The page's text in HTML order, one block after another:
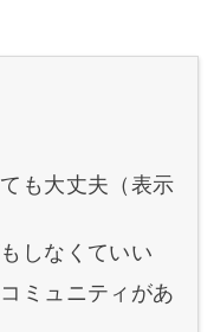
も大丈夫（表示
しなくていい
ミュニティがあ